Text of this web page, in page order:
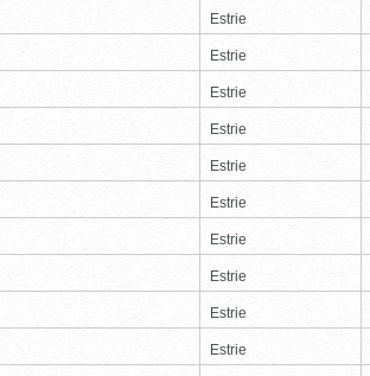
Estrie
Estrie
Estrie
Estrie
Estrie
Estrie
Estrie
Estrie
Estrie
Estrie